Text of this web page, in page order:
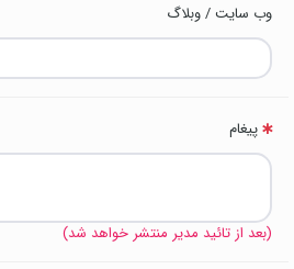
وب سایت / وبلاگ
پیغام
(بعد از تائید مدیر منتشر خواهد شد)